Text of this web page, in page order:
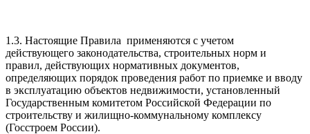
1.3. Настоящие Правила применяются с учетом
действующего законодательства, строительных норм и
правил, действующих нормативных документов,
определяющих порядок проведения работ по приемке и вводу
в эксплуатацию объектов недвижимости, установленный
Государственным комитетом Российской Федерации по
строительству и жилищно-коммунальному комплексу
(Госстроем России).